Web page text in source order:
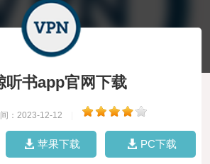
听书app官网下载
：2023-12-12
苹果下载 PC下载